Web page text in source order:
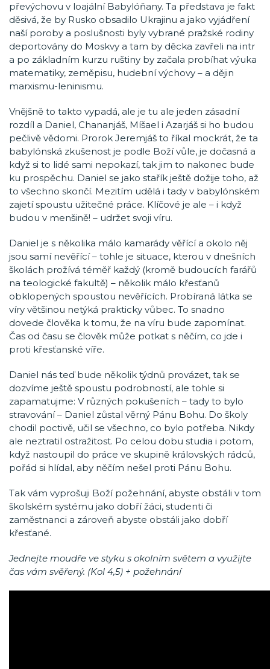
převýchovu v loajální Babylóňany. Ta představa je fakt
děsivá, že by Rusko obsadilo Ukrajinu a jako vyjádření
naší poroby a poslušnosti byly vybrané pražské rodiny
deportovány do Moskvy a tam by děcka zavřeli na intr
a po základním kurzu ruštiny by začala probíhat výuka
matematiky, zeměpisu, hudební výchovy – a dějin
marxismu-leninismu.
Vnějšně to takto vypadá, ale je tu ale jeden zásadní
rozdíl a Daniel, Chananjáš, Míšael i Azarjáš si ho budou
pečlivě vědomi. Prorok Jeremjáš to říkal mockrát, že ta
babylónská zkušenost je podle Boží vůle, je dočasná a
když si to lidé sami nepokazí, tak jim to nakonec bude
ku prospěchu. Daniel se jako stařík ještě dožije toho, až
to všechno skončí. Mezitím udělá i tady v babylónském
zajetí spoustu užitečné práce. Klíčové je ale – i když
budou v menšině! – udržet svoji víru.
Daniel je s několika málo kamarády věřící a okolo něj
jsou samí nevěřící – tohle je situace, kterou v dnešních
školách prožívá téměř každý (kromě budoucích farářů
na teologické fakultě) – několik málo křesťanů
obklopených spoustou nevěřících. Probíraná látka se
víry většinou netýká prakticky vůbec. To snadno
dovede člověka k tomu, že na víru bude zapomínat.
Čas od času se člověk může potkat s něčím, co jde i
proti křesťanské víře.
Daniel nás teď bude několik týdnů provázet, tak se
dozvíme ještě spoustu podrobností, ale tohle si
zapamatujme: V různých pokušeních – tady to bylo
stravování – Daniel zůstal věrný Pánu Bohu. Do školy
chodil poctivě, učil se všechno, co bylo potřeba. Nikdy
ale neztratil ostražitost. Po celou dobu studia i potom,
když nastoupil do práce ve skupině královských rádců,
pořád si hlídal, aby něčím nešel proti Pánu Bohu.
Tak vám vyprošuji Boží požehnání, abyste obstáli v tom
školském systému jako dobří žáci, studenti či
zaměstnanci a zároveň abyste obstáli jako dobří
křesťané.
Jednejte moudře ve styku s okolním světem a využijte
čas vám svěřený. (Kol 4,5) + požehnání